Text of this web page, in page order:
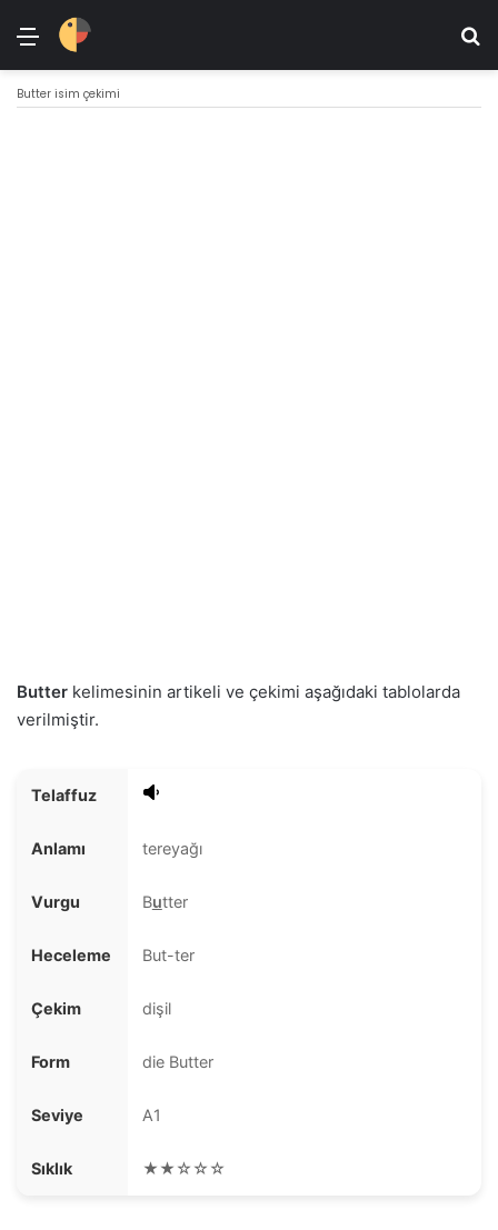
Menü
Butter isim çekimi
Butter kelimesinin artikeli ve çekimi aşağıdaki tablolarda
verilmiştir.
Telaffuz
Anlamı tereyağı
Vurgu Butter
Heceleme But-ter
Çekim dişil
Form die Butter
Seviye A1
Sıklık ★★☆☆☆